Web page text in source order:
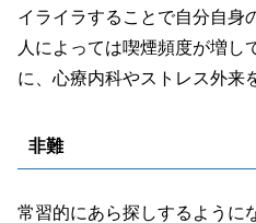
イライラすることで自分自身
人によっては喫煙頻度が増し
に、心療内科やストレス外来
非難
常習的にあら探しするように